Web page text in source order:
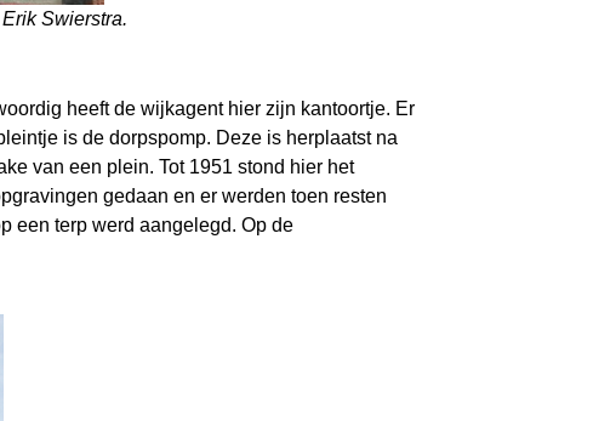
Swierstra.
heeft de wijkagent hier zijn kantoortje. Er
is de dorpspomp. Deze is herplaatst na
van een plein. Tot 1951 stond hier het
gedaan en er werden toen resten
een terp werd aangelegd. Op de